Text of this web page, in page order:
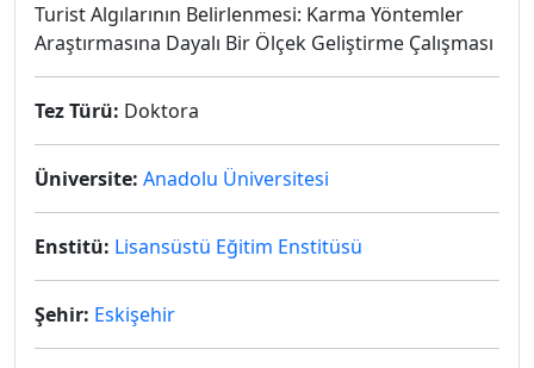
Turist Algılarının Belirlenmesi: Karma Yöntemler
Araştırmasına Dayalı Bir Ölçek Geliştirme Çalışması
Tez Türü: Doktora
Üniversite: Anadolu Üniversitesi
Enstitü: Lisansüstü Eğitim Enstitüsü
Şehir: Eskişehir